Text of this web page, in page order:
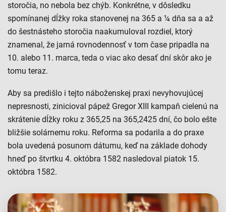
storočia, no nebola bez chýb. Konkrétne, v dôsledku
spomínanej dĺžky roka stanovenej na 365 a ¼ dňa sa a až
do šestnásteho storočia naakumuloval rozdiel, ktorý
znamenal, že jarná rovnodennosť v tom čase pripadla na
10. alebo 11. marca, teda o viac ako desať dní skôr ako je
tomu teraz.
Aby sa predišlo i tejto náboženskej praxi nevyhovujúcej
nepresnosti, zinicioval pápež Gregor XIII kampaň cielenú na
skrátenie dĺžky roku z 365,25 na 365,2425 dní, čo bolo ešte
bližšie solárnemu roku. Reforma sa podarila a do praxe
bola uvedená posunom dátumu, keď na základe dohody
hneď po štvrtku 4. októbra 1582 nasledoval piatok 15.
októbra 1582.